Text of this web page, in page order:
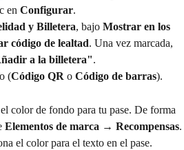
en Configurar.
y Billetera, bajo Mostrar en los
código de lealtad. Una vez marcada,
a la billetera".
(Código QR o Código de barras).
color de fondo para tu pase. De forma
Elementos de marca → Recompensas.
el color para el texto en el pase.